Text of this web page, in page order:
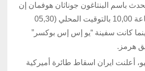
باسم البنتاغون جوناثان هوفمان إن
الحادثة وقعت الساعة 10,00 بالتوقيت المحلي (05,30
كانت سفينة “يو إس إس بوكسر”
هرمز.
يونيو، أعلنت ايران اسقاط طائرة أميركية